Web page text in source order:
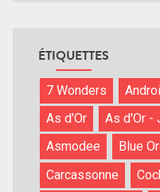
ÉTIQUETTES
7 Wonders
As d'Or
As d'Or -
Asmodee
Blue
Carcassonne